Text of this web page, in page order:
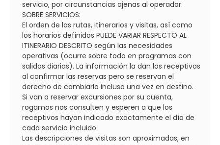
servicio, por circunstancias ajenas al operador.
SOBRE SERVICIOS:
El orden de las rutas, itinerarios y visitas, así como
los horarios definidos PUEDE VARIAR RESPECTO AL
ITINERARIO DESCRITO según las necesidades
operativas (ocurre sobre todo en programas con
salidas diarias). La información la dan los receptivos
al confirmar las reservas pero se reservan el
derecho de cambiarlo incluso una vez en destino.
Si van a reservar excursiones por su cuenta,
rogamos nos consulten y esperen a que los
receptivos hayan indicado exactamente el día de
cada servicio incluido.
Las descripciones de visitas son aproximadas, en